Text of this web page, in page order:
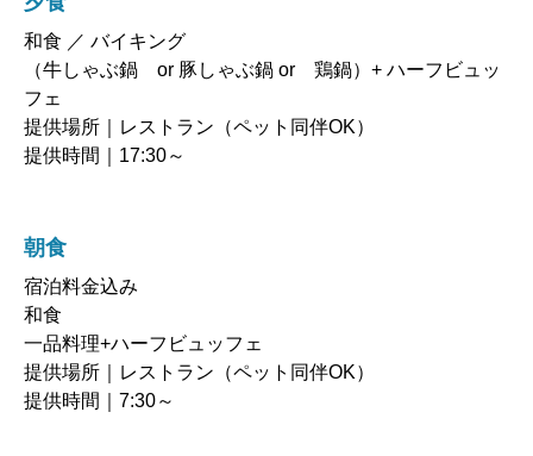
和食 ／ バイキング
（牛しゃぶ鍋 or 豚しゃぶ鍋 or 鶏鍋）+ ハーフビュッ
フェ
提供場所｜レストラン（ペット同伴OK）
提供時間｜17:30～
朝食
宿泊料金込み
和食
一品料理+ハーフビュッフェ
提供場所｜レストラン（ペット同伴OK）
提供時間｜7:30～